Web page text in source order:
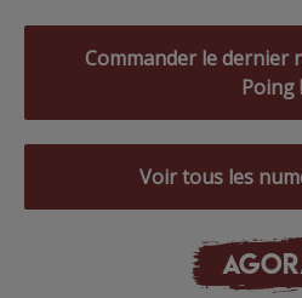
Commander le dernier
Poing !
Voir tous les